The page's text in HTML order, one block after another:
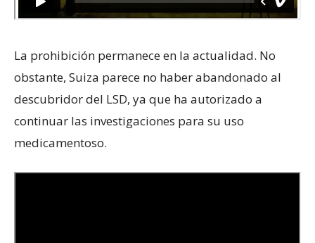
La prohibición permanece en la actualidad. No
obstante, Suiza parece no haber abandonado al
descubridor del LSD, ya que ha autorizado a
continuar las investigaciones para su uso
medicamentoso.